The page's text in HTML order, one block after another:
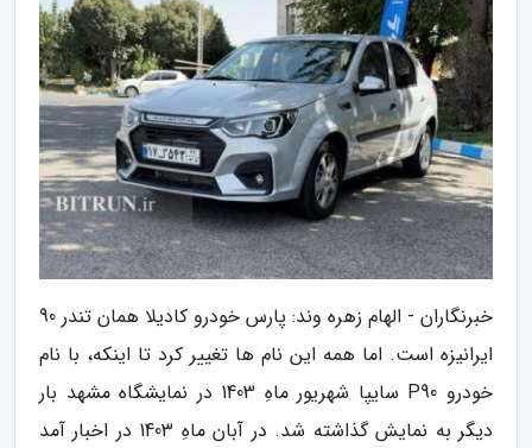
خبرنگاران - الهام زهره وند: پارس خودرو کادیلا همان تندر 90
ایرانیزه است. اما همه این نام ها تغییر کرد تا اینکه، با نام
خودرو P90 سایپا شهریور ماهِ 1403 در نمایشگاه مشهد بار
دیگر به نمایش گذاشته شد. در آبان ماهِ 1403 در اخبار آمد